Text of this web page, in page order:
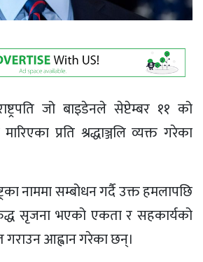
जो बाइडेनले सेप्टेम्बर ११ को
प्रति श्रद्धाञ्जलि व्यक्त गरेका
नाममा सम्बोधन गर्दै उक्त हमलापछि
सृजना भएको एकता र सहकार्यको
गराउन आह्वान गरेका छन्।